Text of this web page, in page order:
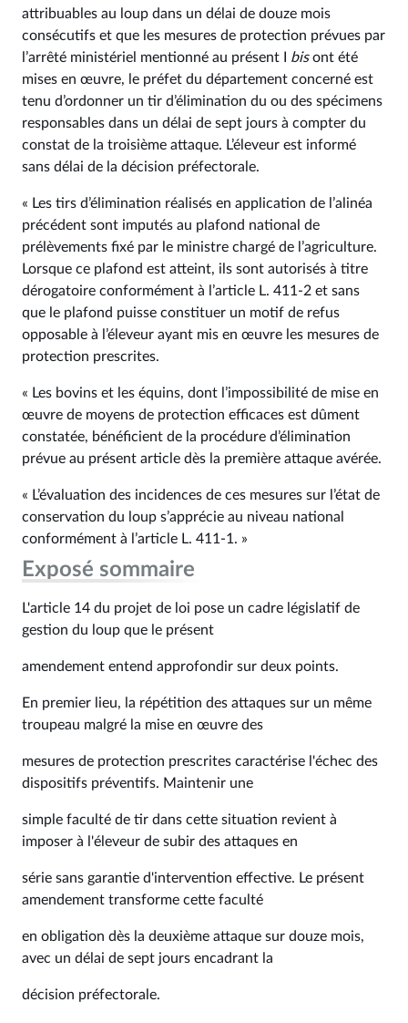
attribuables au loup dans un délai de douze mois
consécutifs et que les mesures de protection prévues par
l’arrêté ministériel mentionné au présent I bisont été
mises en œuvre, le préfet du département concerné est
tenu d’ordonner un tir d’élimination du ou des spécimens
responsables dans un délai de sept jours à compter du
constat de la troisième attaque. L’éleveur est informé
sans délai de la décision préfectorale.
« Les tirs d’élimination réalisés en application de l’alinéa
précédent sont imputés au plafond national de
prélèvements fixé par le ministre chargé de l’agriculture.
Lorsque ce plafond est atteint, ils sont autorisés à titre
dérogatoire conformément à l’article L. 411‑2 et sans
que le plafond puisse constituer un motif de refus
opposable à l’éleveur ayant mis en œuvre les mesures de
protection prescrites.
« Les bovins et les équins, dont l’impossibilité de mise en
œuvre de moyens de protection efficaces est dûment
constatée, bénéficient de la procédure d’élimination
prévue au présent article dès la première attaque avérée.
« L’évaluation des incidences de ces mesures sur l’état de
conservation du loup s’apprécie au niveau national
conformément à l’article L. 411‑1. »
Exposé sommaire
L'article 14 du projet de loi pose un cadre législatif de
gestion du loup que le présent
amendement entend approfondir sur deux points.
En premier lieu, la répétition des attaques sur un même
troupeau malgré la mise en œuvre des
mesures de protection prescrites caractérise l'échec des
dispositifs préventifs. Maintenir une
simple faculté de tir dans cette situation revient à
imposer à l'éleveur de subir des attaques en
série sans garantie d'intervention effective. Le présent
amendement transforme cette faculté
en obligation dès la deuxième attaque sur douze mois,
avec un délai de sept jours encadrant la
décision préfectorale.